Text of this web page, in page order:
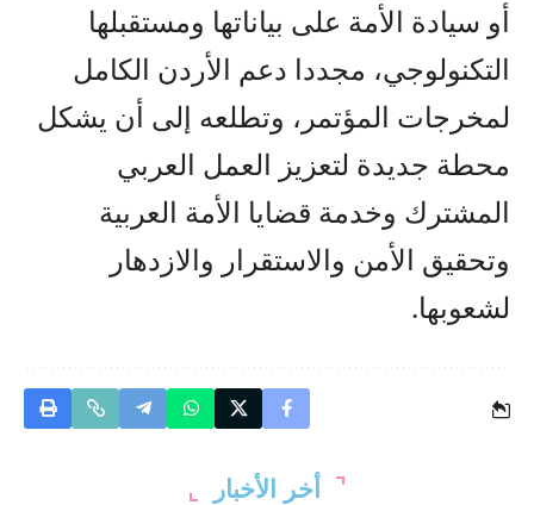
أو سيادة الأمة على بياناتها ومستقبلها
التكنولوجي، مجددا دعم الأردن الكامل
لمخرجات المؤتمر، وتطلعه إلى أن يشكل
محطة جديدة لتعزيز العمل العربي
المشترك وخدمة قضايا الأمة العربية
وتحقيق الأمن والاستقرار والازدهار
لشعوبها.
أخر الأخبار